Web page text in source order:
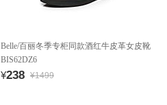
Belle/百丽冬季专柜同款酒红牛皮革女皮靴
BIS62DZ6
¥238 ¥1499